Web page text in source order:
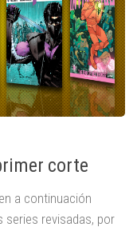
corte
a continuación
revisadas, por